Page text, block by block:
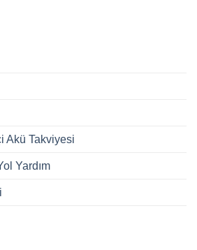
Akü Takviyesi
Yardım